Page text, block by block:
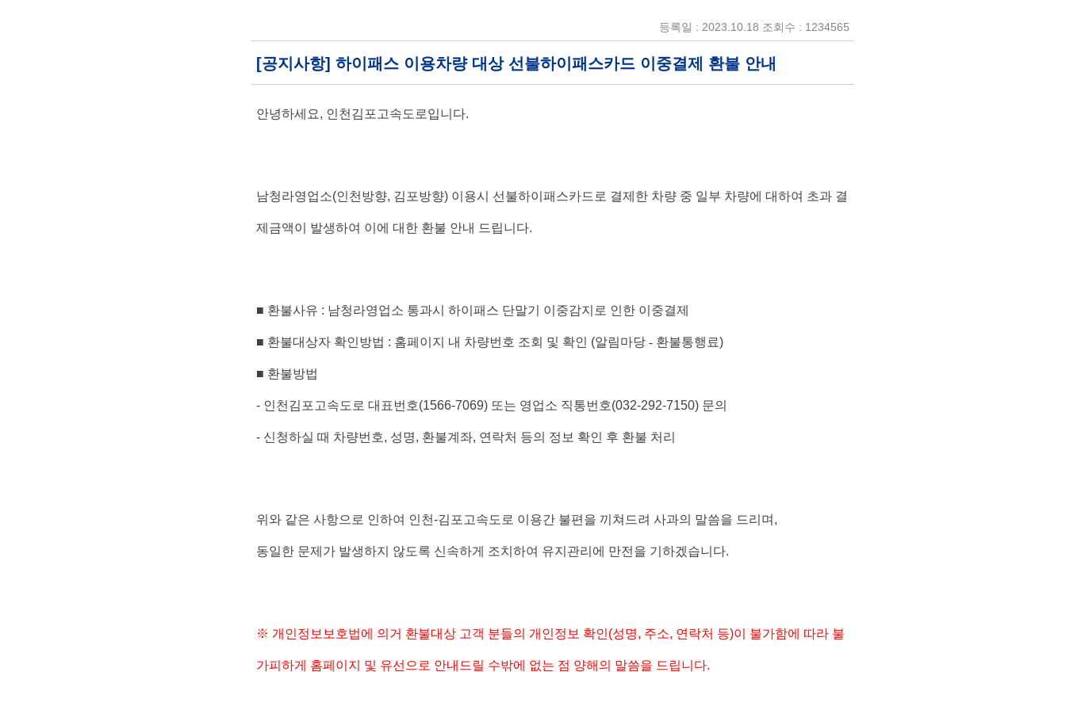
등록일 : 2023.10.18 조회수 : 1234565
[공지사항] 하이패스 이용차량 대상 선불하이패스카드 이중결제 환불 안내
안녕하세요, 인천김포고속도로입니다.
남청라영업소(인천방향, 김포방향) 이용시 선불하이패스카드로 결제한 차량 중 일부 차량에 대하여 초과 결
제금액이 발생하여 이에 대한 환불 안내 드립니다.
■ 환불사유 : 남청라영업소 통과시 하이패스 단말기 이중감지로 인한 이중결제
■ 환불대상자 확인방법 : 홈페이지 내 차량번호 조회 및 확인 (알림마당 - 환불통행료)
■ 환불방법
- 인천김포고속도로 대표번호(1566-7069) 또는 영업소 직통번호(032-292-7150) 문의
- 신청하실 때 차량번호, 성명, 환불계좌, 연락처 등의 정보 확인 후 환불 처리
위와 같은 사항으로 인하여 인천-김포고속도로 이용간 불편을 끼쳐드려 사과의 말씀을 드리며 ,
동일한 문제가 발생하지 않도록 신속하게 조치하여 유지관리에 만전을 기하겠습니다.
※ 개인정보보호법에 의거 환불대상 고객 분들의 개인정보 확인(성명, 주소, 연락처 등)이 불가함에 따라 불
가피하게 홈페이지 및 유선으로 안내드릴 수밖에 없는 점 양해의 말씀을 드립니다.